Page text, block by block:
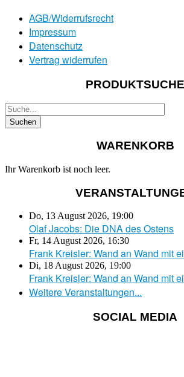
AGB/Widerrufsrecht
Impressum
Datenschutz
Vertrag widerrufen
PRODUKTSUCHE
WARENKORB
Ihr Warenkorb ist noch leer.
Do, 13 August 2026, 19:00
Olaf Jacobs: Die DNA des Ostens
Fr, 14 August 2026, 16:30
Frank Kreisler: Wand an Wand mit
Di, 18 August 2026, 19:00
Frank Kreisler: Wand an Wand mit
Weitere Veranstaltungen...
SOCIAL MEDIA